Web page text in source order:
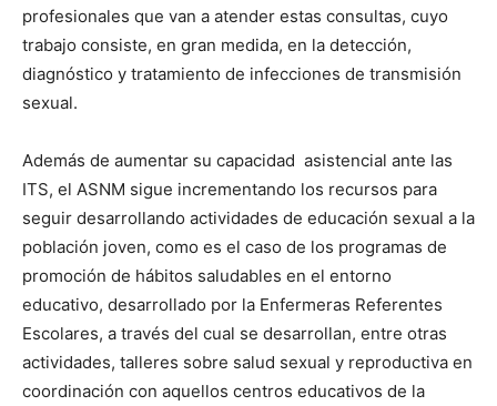
profesionales que van a atender estas consultas, cuyo
trabajo consiste, en gran medida, en la detección,
diagnóstico y tratamiento de infecciones de transmisión
sexual.
Además de aumentar su capacidad asistencial ante las
ITS, el ASNM sigue incrementando los recursos para
seguir desarrollando actividades de educación sexual a la
población joven, como es el caso de los programas de
promoción de hábitos saludables en el entorno
educativo, desarrollado por la Enfermeras Referentes
Escolares, a través del cual se desarrollan, entre otras
actividades, talleres sobre salud sexual y reproductiva en
coordinación con aquellos centros educativos de la